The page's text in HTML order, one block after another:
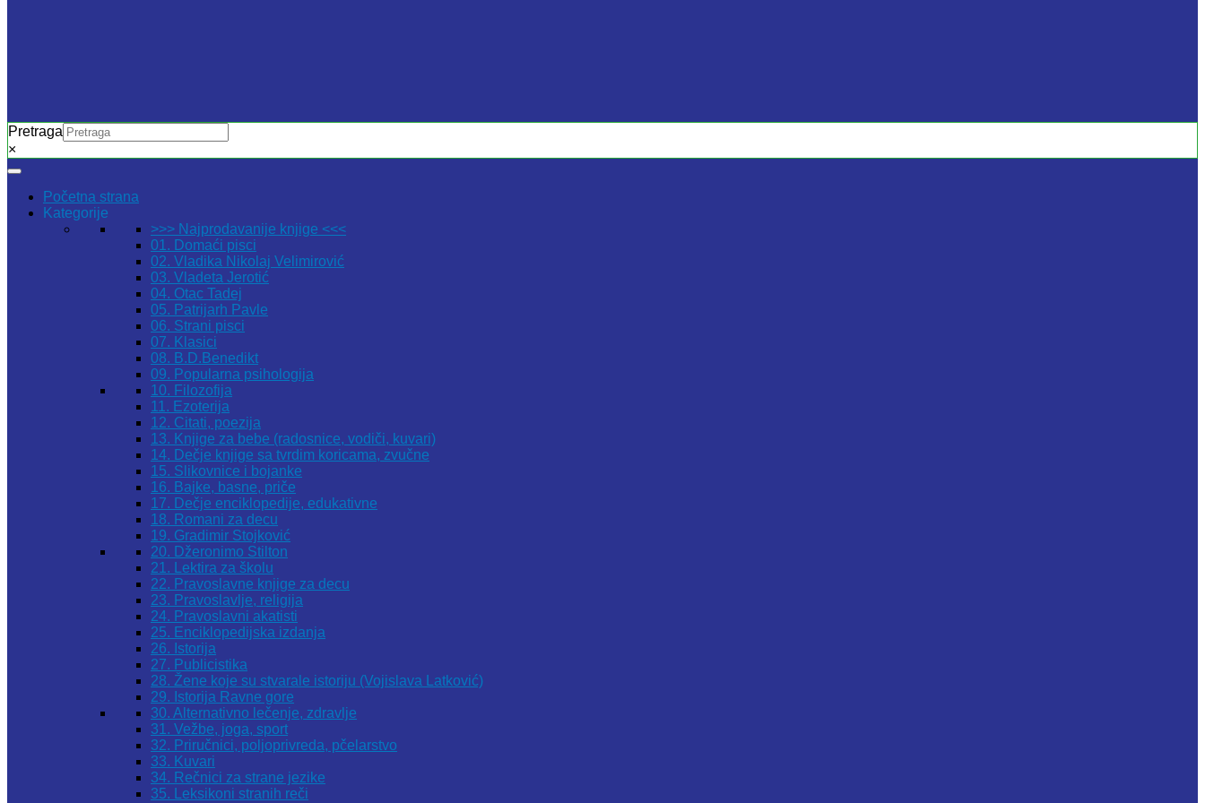
Pretraga
×
Početna strana
Kategorije
>>> Najprodavanije knjige <<<
01. Domaći pisci
02. Vladika Nikolaj Velimirović
03. Vladeta Jerotić
04. Otac Tadej
05. Patrijarh Pavle
06. Strani pisci
07. Klasici
08. B.D.Benedikt
09. Popularna psihologija
10. Filozofija
11. Ezoterija
12. Citati, poezija
13. Knjige za bebe (radosnice, vodiči, kuvari)
14. Dečje knjige sa tvrdim koricama, zvučne
15. Slikovnice i bojanke
16. Bajke, basne, priče
17. Dečje enciklopedije, edukativne
18. Romani za decu
19. Gradimir Stojković
20. Džeronimo Stilton
21. Lektira za školu
22. Pravoslavne knjige za decu
23. Pravoslavlje, religija
24. Pravoslavni akatisti
25. Enciklopedijska izdanja
26. Istorija
27. Publicistika
28. Žene koje su stvarale istoriju (Vojislava Latković)
29. Istorija Ravne gore
30. Alternativno lečenje, zdravlje
31. Vežbe, joga, sport
32. Priručnici, poljoprivreda, pčelarstvo
33. Kuvari
34. Rečnici za strane jezike
35. Leksikoni stranih reči